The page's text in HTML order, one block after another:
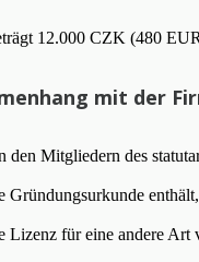
12.000 CZK (480
mit der
Mitgliedern des
enthält,
für eine andere Art